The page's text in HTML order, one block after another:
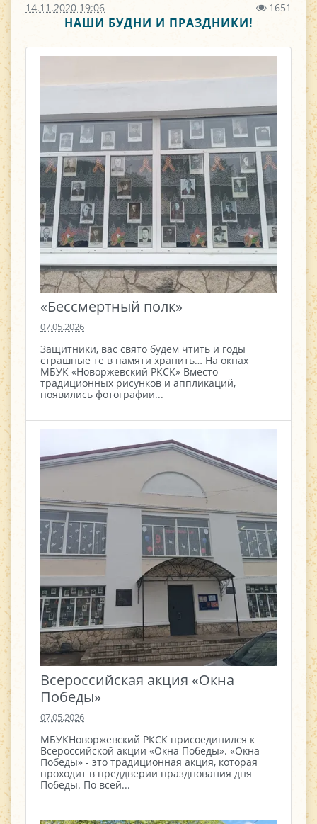
14.11.2020 19:06 1651
НАШИ БУДНИ И ПРАЗДНИКИ!
«Бессмертный полк»
07.05.2026
Защитники, вас свято будем чтить и годы
страшные те в памяти хранить… На окнах
МБУК «Новоржевский РКСК» Вместо
традиционных рисунков и аппликаций,
появились фотографии...
Всероссийская акция «Окна
Победы»
07.05.2026
МБУКНоворжевский РКСК присоединился к
Всероссийской акции «Окна Победы». «Окна
Победы» - это традиционная акция, которая
проходит в преддверии празднования дня
Победы. По всей...